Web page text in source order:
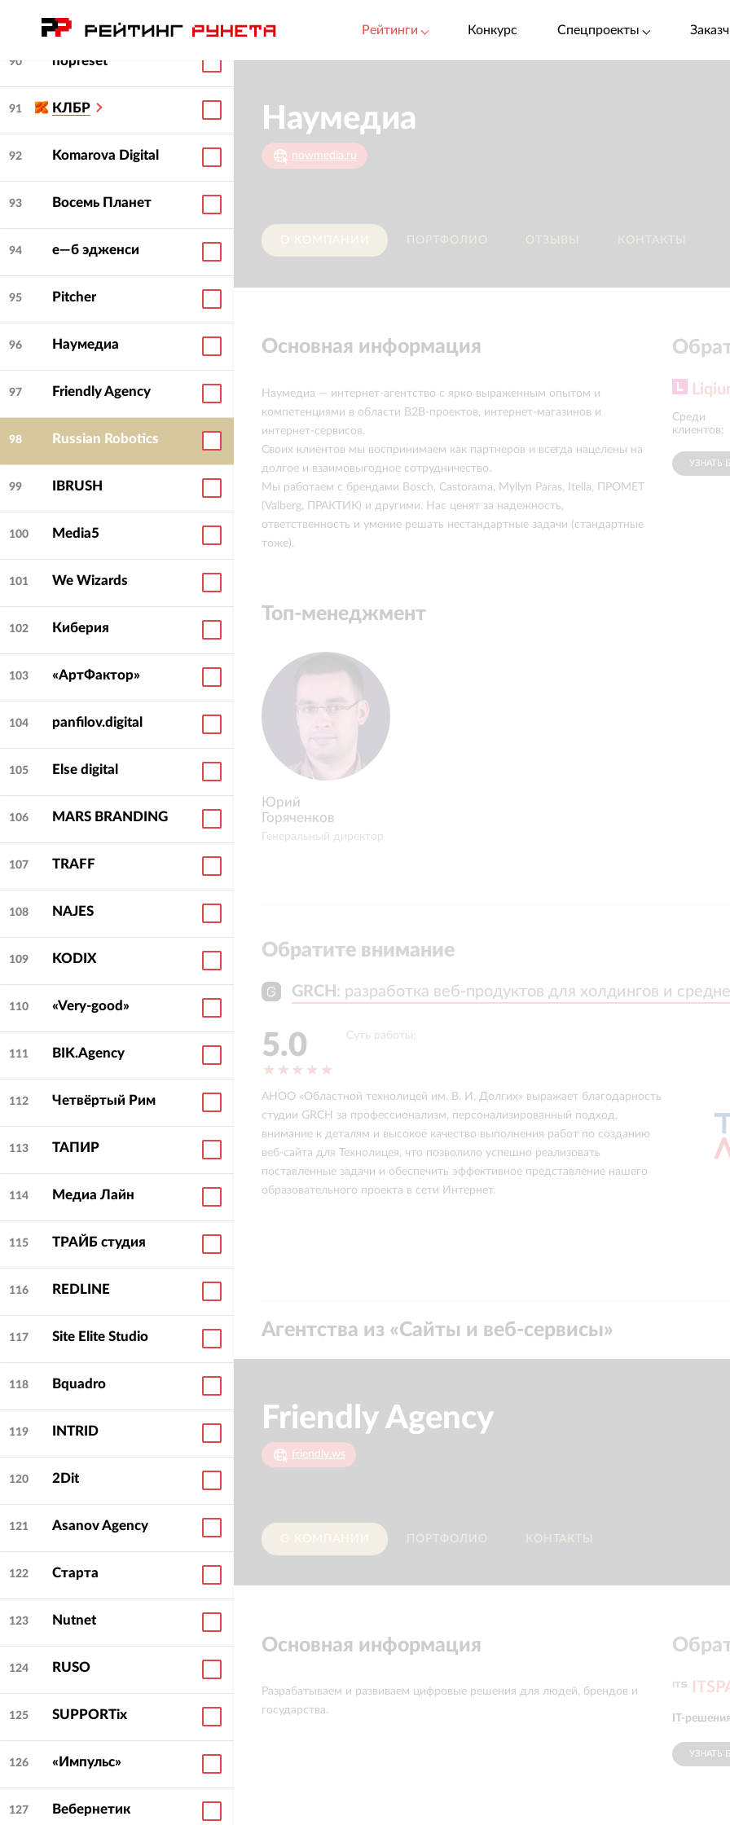
Рейтинги Конкурс Спецпроекты
90 nopreset
91 КЛБР
92 Komarova Digital
93 Восемь Планет
94 е—б эдженси
95 Pitcher
96 Наумедиа
97 Friendly Agency
98 Russian Robotics
99 IBRUSH
100 Media5
101 We Wizards
102 Киберия
103 «АртФактор»
104 panfilov.digital
105 Else digital
106 MARS BRANDING
107 TRAFF
108 NAJES
109 KODIX
110 «Very-good»
111 BIK.Agency
112 Четвёртый Рим
113 ТАПИР
114 Медиа Лайн
115 ТРАЙБ студия
116 REDLINE
117 Site Elite Studio
118 Bquadro
119 INTRID
120 2Dit
121 Asanov Agency
122 Старта
123 Nutnet
124 RUSO
125 SUPPORTix
126 «Импульс»
127 Вебернетик
Наумедиа
nowmedia.ru
О КОМПАНИИ ПОРТФОЛИО ОТЗЫВЫ КОНТАКТЫ
Основная информация
Наумедиа — интернет-агентство с ярко выраженным опытом и
компетенциями в области B2B-проектов, интернет-магазинов и
интернет-сервисов.
Своих клиентов мы воспринимаем как партнеров и всегда нацелены на
долгое и взаимовыгодное сотрудничество.
Мы работаем с брендами Bosch, Castorama, Myllyn Paras, Itella, ПРОМЕТ
(Valberg, ПРАКТИК) и другими. Нас ценят за надежность,
ответственность и умение решать нестандартные задачи (стандартные
тоже).
Топ-менеджмент
Юрий
Горяченков
Генеральный директор
Среди
клиентов:
Газпромбанк
УЗНАТЬ
Обратите внимание
GRCH : разработка веб-продуктов для холдингов и
GRCH : разработка веб-продуктов для холдингов и
Колесников Артур
Валерьевич
Директор отдела
5.0 Суть работы:
АНОО «Областной технолицей им. В. И. Долгих» выражает благодарность
студии GRCH за профессионализм, персонализированный подход,
внимание к деталям и высокое качество выполнения работ по созданию
веб-сайта для Технолицея, что позволило успешно реализовать
поставленные задачи и обеспечить эффективное представление нашего
образовательного проекта в сети Интернет.
Агентства из «Сайты и веб-сервисы»
Friendly Agency
friendly.ws
О КОМПАНИИ ПОРТФОЛИО КОНТАКТЫ
Основная информация
Разрабатываем и развиваем цифровые решения для людей, брендов и
государства.
IT-
УЗНАТЬ